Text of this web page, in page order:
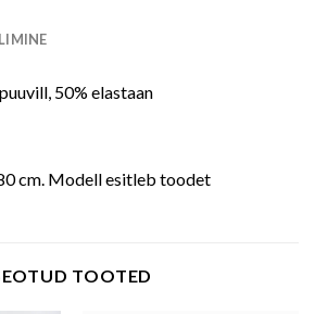
50% elastaan
cm. Modell esitleb toodet
TOOTED